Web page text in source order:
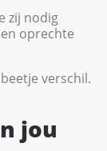
zij nodig
oprechte
verschil.
jou